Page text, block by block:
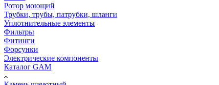
Ротор моющий
Трубки, трубы, патрубки, шланги
Уплотнительные элементы
Фильтры
Фитинги
Форсунки
Электрические компоненты
Каталог GAM